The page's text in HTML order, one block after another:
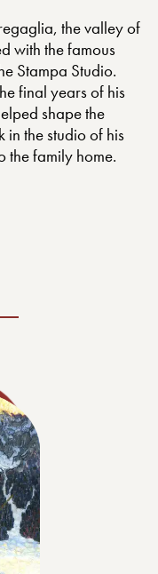
the valley of
with the famous
Stampa Studio.
final years of his
shape the
in the studio of his
the family home.